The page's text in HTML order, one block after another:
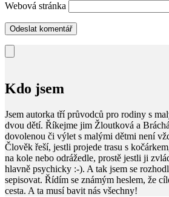
Webová stránka
Kdo jsem
Jsem autorka tří průvodců pro rodiny s
dvou dětí. Říkejme jim Žloutková a
dovolenou či výlet s malými dětmi není
Člověk řeší, jestli projede trasu s
na kole nebo odrážedle, prostě jestli ji
hlavně psychicky :-). A tak jsem se
sepisovat. Řídím se známým heslem, že
cesta. A ta musí bavit nás všechny!